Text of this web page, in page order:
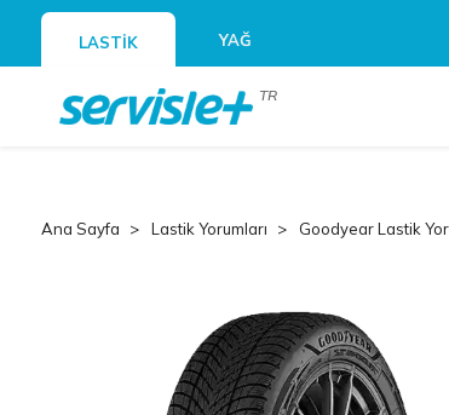
LASTİK YAĞ
TR
Ana Sayfa Lastik Yorumları Goodyear Lastik